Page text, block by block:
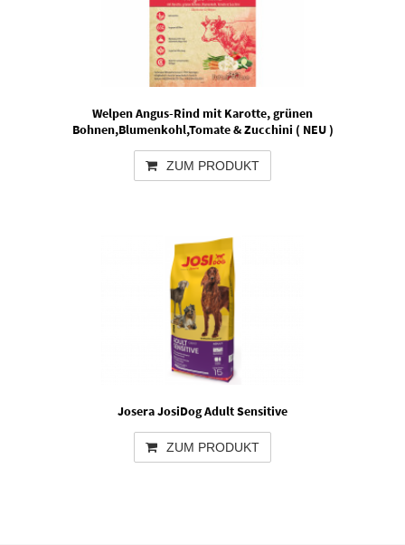
Welpen Angus-Rind mit Karotte, grünen
Bohnen,Blumenkohl,Tomate & Zucchini ( NEU )
ZUM PRODUKT
Josera JosiDog Adult Sensitive
ZUM PRODUKT